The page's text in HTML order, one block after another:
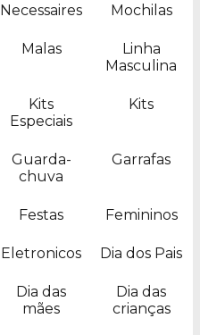
Necessaires Mochilas
Malas
Linha
Masculina
Kits
Especiais
Kits
Guarda-
chuva
Garrafas
Festas Femininos
Eletronicos Dia dos Pais
Dia das
mães
Dia das
crianças